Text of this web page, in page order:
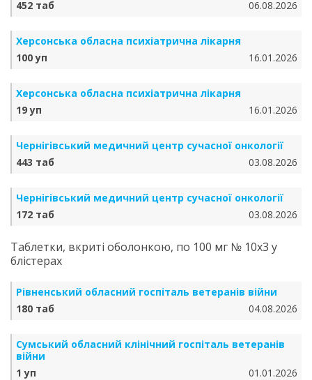
452 таб
06.08.2026
Херсонська обласна психіатрична лікарня
100 уп
16.01.2026
Херсонська обласна психіатрична лікарня
19 уп
16.01.2026
Чернігівський медичний центр сучасної онкології
443 таб
03.08.2026
Чернігівський медичний центр сучасної онкології
172 таб
03.08.2026
Таблетки, вкриті оболонкою, по 100 мг № 10х3 у
блістерах
Рівненський обласний госпіталь ветеранів війни
180 таб
04.08.2026
Сумський обласний клінічний госпіталь ветеранів
війни
1 уп
01.01.2026